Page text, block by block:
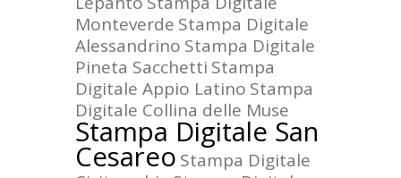
Monteverde Stampa Digitale
Alessandrino Stampa Digitale
Pineta Sacchetti Stampa
Digitale Appio Latino Stampa
Digitale Collina delle Muse
Stampa Digitale San
Cesareo Stampa Digitale